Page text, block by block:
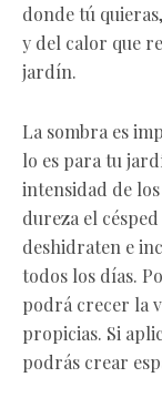
donde tú
y del calor que
jardín.
La sombra es
lo es para tu
intensidad de
dureza el
deshidraten e
todos los días.
podrá crecer la
propicias. Si
podrás crear